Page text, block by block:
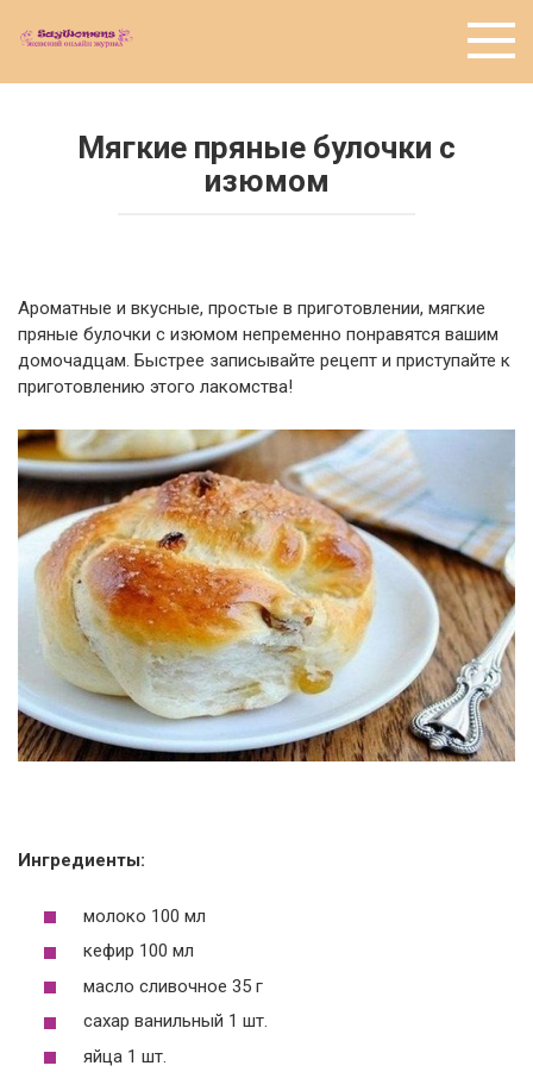
Мягкие пряные булочки с
изюмом
Ароматные и вкусные, простые в приготовлении, мягкие
пряные булочки с изюмом непременно понравятся вашим
домочадцам. Быстрее записывайте рецепт и приступайте к
приготовлению этого лакомства!
Ингредиенты:
молоко 100 мл
кефир 100 мл
масло сливочное 35 г
сахар ванильный 1 шт.
яйца 1 шт.